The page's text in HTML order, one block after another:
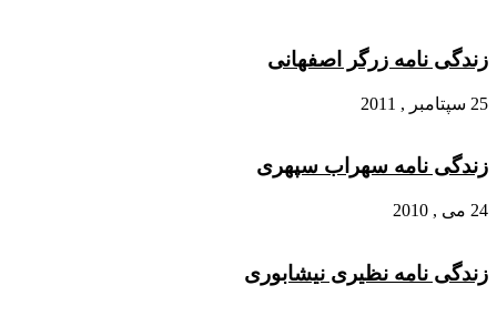
زندگی نامه زرگر اصفهانی
25 سپتامبر , 2011
زندگی نامه سهراب سپهری
24 می , 2010
زندگی نامه نظیری نیشابوری